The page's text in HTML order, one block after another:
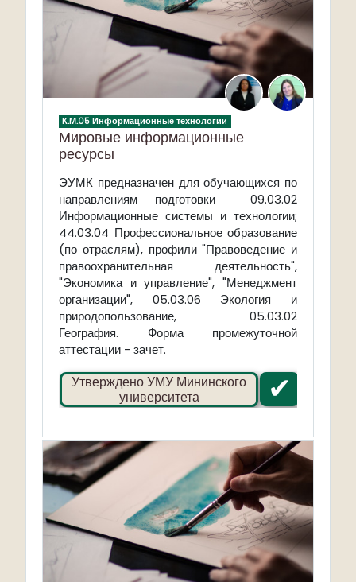
К.М.05 Информационные технологии
Мировые информационные
ресурсы
ЭУМК предназначен для обучающихся по
направлениям подготовки 09.03.02
Информационные системы и технологии;
44.03.04 Профессиональное образование
(по отраслям), профили "Правоведение и
правоохранительная деятельность",
"Экономика и управление", "Менеджмент
организации", 05.03.06 Экология и
природопользование, 05.03.02
География. Форма промежуточной
аттестации - зачет.
Утверждено УМУ Мининского
университета
✔